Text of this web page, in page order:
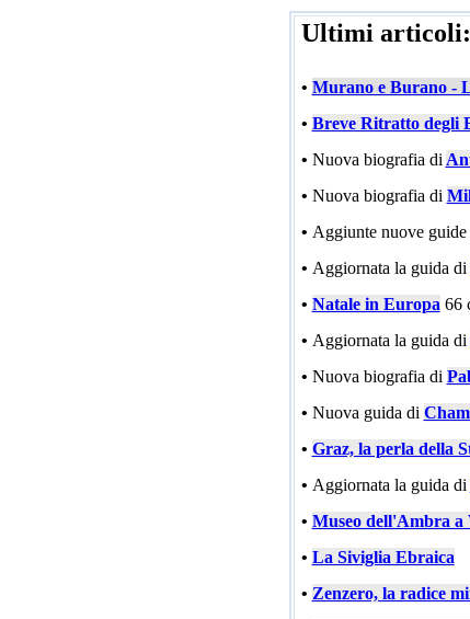
Ultimi articoli:
• Murano e Burano -
• Breve Ritratto degli
• Nuova biografia di
• Nuova biografia di
• Aggiunte nuove guide
• Aggiornata la guida di
• Natale in Europa 66
• Aggiornata la guida di
• Nuova biografia di
• Nuova guida di
• Graz, la perla della
• Aggiornata la guida di
• Museo dell'Ambra a
• La Siviglia Ebraica
• Zenzero, la radice